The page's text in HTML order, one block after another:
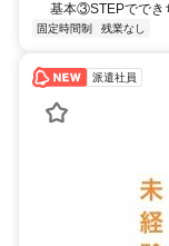
基本③STEPででき
固定時間制 残業なし
派遣社員